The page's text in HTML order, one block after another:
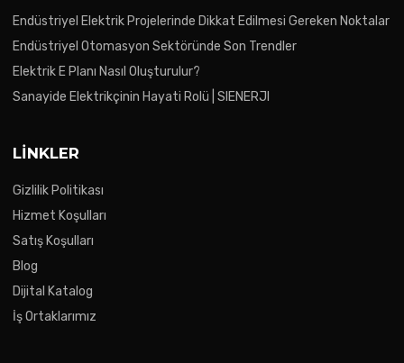
Endüstriyel Elektrik Projelerinde Dikkat Edilmesi Gereken Noktalar
Endüstriyel Otomasyon Sektöründe Son Trendler
Elektrik E Planı Nasıl Oluşturulur?
Sanayide Elektrikçinin Hayati Rolü | SIENERJI
LINKLER
Gizlilik Politikası
Hizmet Koşulları
Satış Koşulları
Blog
Dijital Katalog
İş Ortaklarımız